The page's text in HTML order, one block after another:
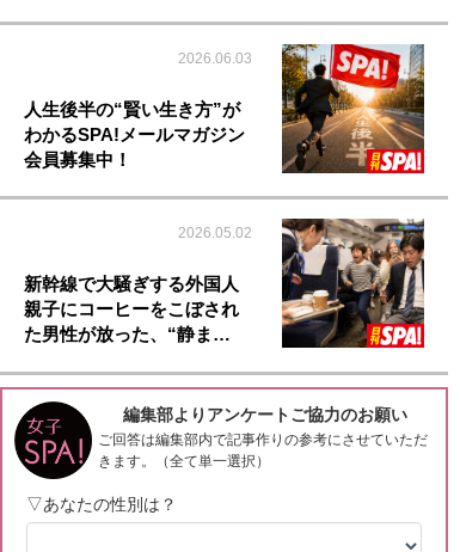
2026.06.03
人生後半の“賢い生き方”が
わかるSPA!メールマガジン
会員募集中！
2026.05.02
新幹線で大騒ぎする外国人
親子にコーヒーをこぼされ
た男性が放った、“静ま…